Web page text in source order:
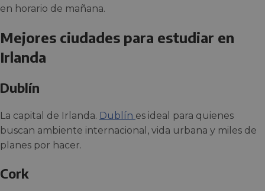
en horario de mañana.
Mejores ciudades para estudiar en
Irlanda
Dublín
La capital de Irlanda. Dublín es ideal para quienes
buscan ambiente internacional, vida urbana y miles de
planes por hacer.
Cork